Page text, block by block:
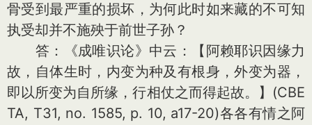
骨受到最严重的损坏，为何此时如来藏的不可知
执受却并不施殃于前世子孙？
答：《成唯识论》中云：【阿赖耶识因缘力
故，自体生时，内变为种及有根身，外变为器，
即以所变为自所缘，行相仗之而得起故。】(CBE
TA, T31, no. 1585, p. 10, a17-20)各各有情之阿